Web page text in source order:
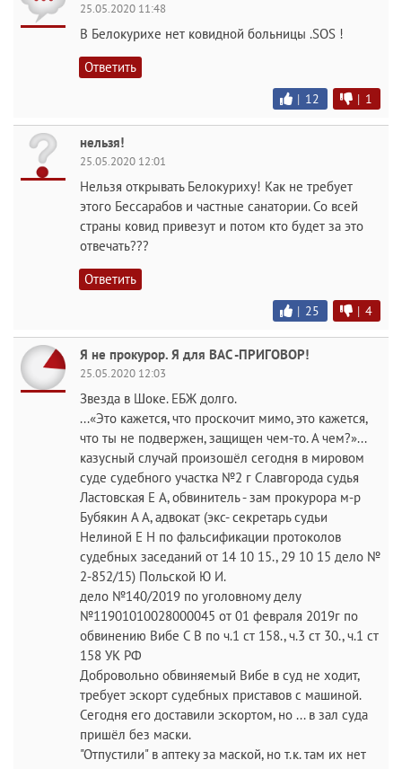
25.05.2020 11:48
В Белокурихе нет ковидной больницы .SOS !
Ответить
| 12 | 1
нельзя!
25.05.2020 12:01
Нельзя открывать Белокуриху! Как не требует
этого Бессарабов и частные санатории. Со всей
страны ковид привезут и потом кто будет за это
отвечать???
Ответить
| 25 | 4
Я не прокурор. Я для ВАС -ПРИГОВОР!
25.05.2020 12:03
Звезда в Шоке. ЕБЖ долго.
...«Это кажется, что проскочит мимо, это кажется,
что ты не подвержен, защищен чем-то. А чем?»...
казусный случай произошёл сегодня в мировом
суде судебного участка №2 г Славгорода судья
Ластовская Е А, обвинитель - зам прокурора м-р
Бубякин А А, адвокат (экс- секретарь судьи
Нелиной Е Н по фальсификации протоколов
судебных заседаний от 14 10 15., 29 10 15 дело №
2-852/15) Польской Ю И.
дело №140/2019 по уголовному делу
№11901010028000045 от 01 февраля 2019г по
обвинению Вибе С В по ч.1 ст 158., ч.3 ст 30., ч.1 ст
158 УК РФ
Добровольно обвиняемый Вибе в суд не ходит,
требует эскорт судебных приставов с машиной.
Сегодня его доставили эскортом, но ... в зал суда
пришёл без маски.
"Отпустили" в аптеку за маской, но т.к. там их нет